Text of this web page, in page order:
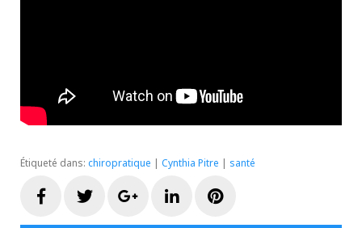
Étiqueté dans: chiropratique | Cynthia Pitre | santé
FacebookTwitterGoogle+LinkedInPinterest